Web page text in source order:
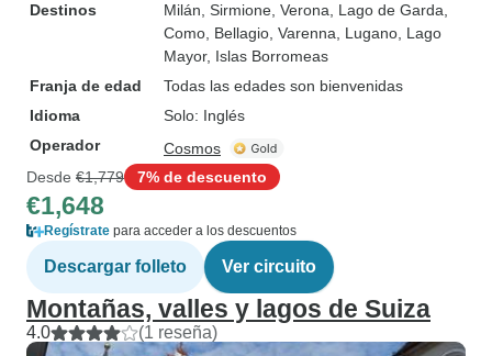
Destinos
Milán , Sirmione , Verona , Lago de Garda
Como , Bellagio , Varenna , Lugano , Lago
Mayor, Islas Borromeas
Franja de edad
Todas las edades son bienvenidas
Idioma
Solo: Inglés
Operador
Cosmos
Desde €1,779 7% de descuento
€1,648
Regístrate para acceder a los descuentos
Descargar folleto Ver circuito
Montañas, valles y lagos de Suiza
4.0 (1 reseña)